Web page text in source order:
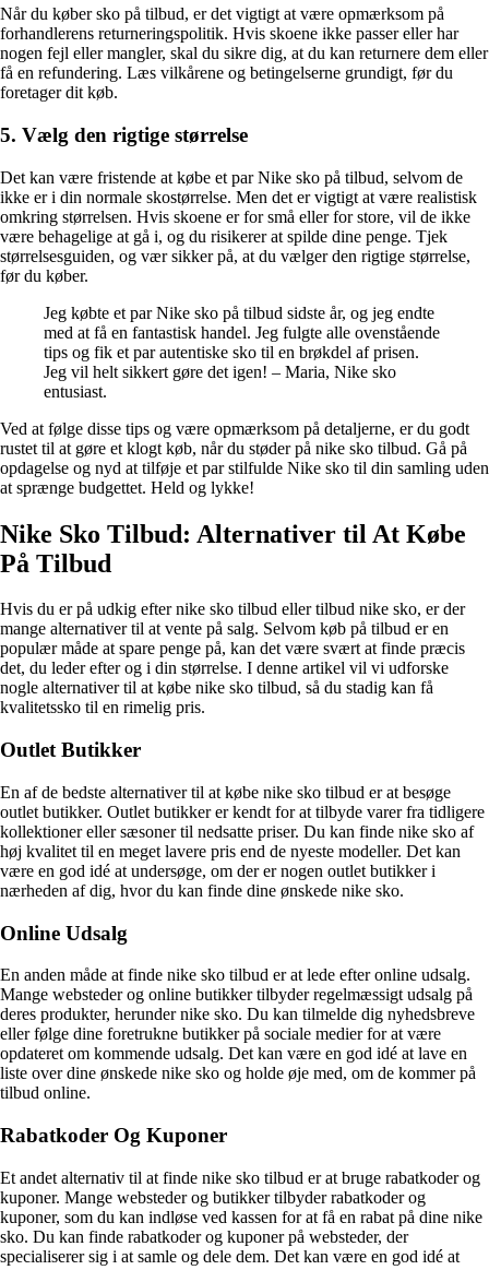
Når du køber sko på tilbud, er det vigtigt at være opmærksom på
forhandlerens returneringspolitik. Hvis skoene ikke passer eller har
nogen fejl eller mangler, skal du sikre dig, at du kan returnere dem eller
få en refundering. Læs vilkårene og betingelserne grundigt, før du
foretager dit køb.
5. Vælg den rigtige størrelse
Det kan være fristende at købe et par Nike sko på tilbud, selvom de
ikke er i din normale skostørrelse. Men det er vigtigt at være realistisk
omkring størrelsen. Hvis skoene er for små eller for store, vil de ikke
være behagelige at gå i, og du risikerer at spilde dine penge. Tjek
størrelsesguiden, og vær sikker på, at du vælger den rigtige størrelse,
før du køber.
Jeg købte et par Nike sko på tilbud sidste år, og jeg endte
med at få en fantastisk handel. Jeg fulgte alle ovenstående
tips og fik et par autentiske sko til en brøkdel af prisen.
Jeg vil helt sikkert gøre det igen! – Maria, Nike sko
entusiast.
Ved at følge disse tips og være opmærksom på detaljerne, er du godt
rustet til at gøre et klogt køb, når du støder på nike sko tilbud. Gå på
opdagelse og nyd at tilføje et par stilfulde Nike sko til din samling uden
at sprænge budgettet. Held og lykke!
Nike Sko Tilbud: Alternativer til At Købe
På Tilbud
Hvis du er på udkig efter nike sko tilbud eller tilbud nike sko, er der
mange alternativer til at vente på salg. Selvom køb på tilbud er en
populær måde at spare penge på, kan det være svært at finde præcis
det, du leder efter og i din størrelse. I denne artikel vil vi udforske
nogle alternativer til at købe nike sko tilbud, så du stadig kan få
kvalitetssko til en rimelig pris.
Outlet Butikker
En af de bedste alternativer til at købe nike sko tilbud er at besøge
outlet butikker. Outlet butikker er kendt for at tilbyde varer fra tidligere
kollektioner eller sæsoner til nedsatte priser. Du kan finde nike sko af
høj kvalitet til en meget lavere pris end de nyeste modeller. Det kan
være en god idé at undersøge, om der er nogen outlet butikker i
nærheden af dig, hvor du kan finde dine ønskede nike sko.
Online Udsalg
En anden måde at finde nike sko tilbud er at lede efter online udsalg.
Mange websteder og online butikker tilbyder regelmæssigt udsalg på
deres produkter, herunder nike sko. Du kan tilmelde dig nyhedsbreve
eller følge dine foretrukne butikker på sociale medier for at være
opdateret om kommende udsalg. Det kan være en god idé at lave en
liste over dine ønskede nike sko og holde øje med, om de kommer på
tilbud online.
Rabatkoder Og Kuponer
Et andet alternativ til at finde nike sko tilbud er at bruge rabatkoder og
kuponer. Mange websteder og butikker tilbyder rabatkoder og
kuponer, som du kan indløse ved kassen for at få en rabat på dine nike
sko. Du kan finde rabatkoder og kuponer på websteder, der
specialiserer sig i at samle og dele dem. Det kan være en god idé at